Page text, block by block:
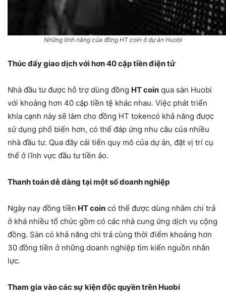
Những tính năng của đồng HT coin ở dự án Huobi
Thúc đẩy giao dịch với hơn 40 cặp tiền điện tử
Nhà đầu tư được hỗ trợ dùng đồng HT coin qua sàn Huobi
với khoảng hơn 40 cặp tiền tệ khác nhau. Việc phát triển
khía cạnh này sẽ làm cho đồng HT tokencó khả năng được
sử dụng phổ biến hơn, có thể đáp ứng nhu câu của nhiều
nhà đầu tư. Qua đây cải tiến quy mô của dự án, đặt vị trí cụ
thể ở lĩnh vực đầu tư tiền ảo.
Thanh toán dễ dàng tại một số doanh nghiệp
Ngày nay đồng tiền HT coin có thể được dùng nhằm chi trả
ở khá nhiều tổ chức gồm có các nhà cung ứng dịch vụ cộng
đồng. Sàn có khả năng chi trả cùng thời điểm khoảng hơn
30 đồng tiền ở những doanh nghiệp tìm kiến nguồn nhân
lực.
Tham gia vào các sự kiện độc quyền trên Huobi